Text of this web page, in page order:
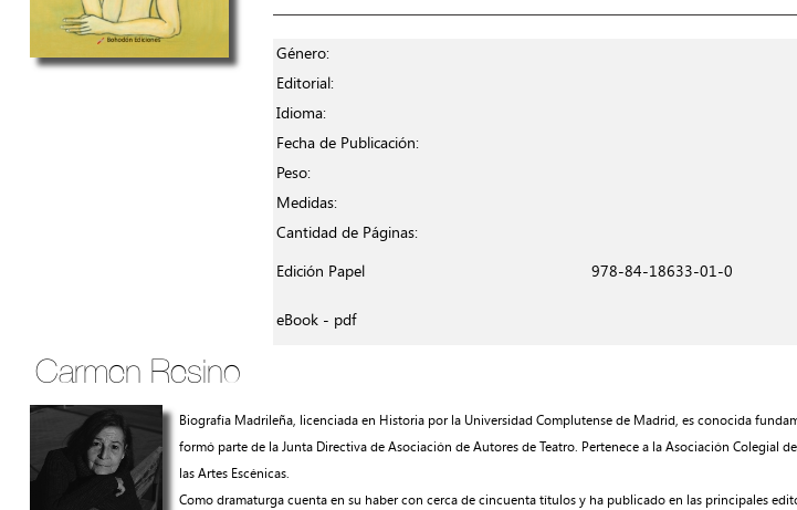
Género:
Editorial:
Idioma:
Fecha de Publicación:
Peso:
Medidas:
Cantidad de Páginas:
Edición Papel 978-84-18633-01-0
eBook - pdf
Carmen Resino
Biografía Madrileña, licenciada en Historia por la Universidad Complutense de Madrid, es conocida
formó parte de la Junta Directiva de Asociación de Autores de Teatro. Pertenece a la Asociación Colegial
las Artes Escénicas.
Como dramaturga cuenta en su haber con cerca de cincuenta títulos y ha publicado en las principales